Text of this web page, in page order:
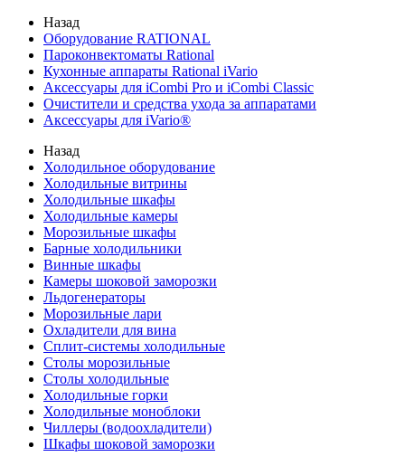
Назад
Оборудование RATIONAL
Пароконвектоматы Rational
Кухонные аппараты Rational iVario
Аксессуары для iCombi Pro и iCombi Classic
Очистители и средства ухода за аппаратами
Аксессуары для iVario®
Назад
Холодильное оборудование
Холодильные витрины
Холодильные шкафы
Холодильные камеры
Морозильные шкафы
Барные холодильники
Винные шкафы
Камеры шоковой заморозки
Льдогенераторы
Морозильные лари
Охладители для вина
Сплит-системы холодильные
Столы морозильные
Столы холодильные
Холодильные горки
Холодильные моноблоки
Чиллеры (водоохладители)
Шкафы шоковой заморозки